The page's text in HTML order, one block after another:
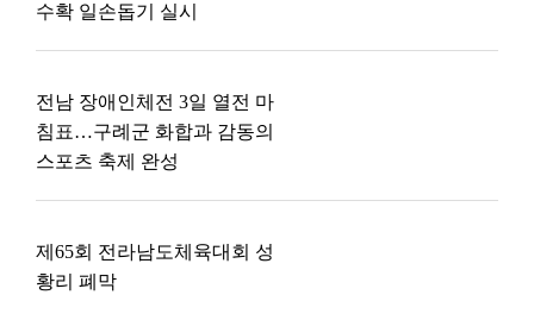
수확 일손돕기 실시
전남 장애인체전 3일 열전 마
침표…구례군 화합과 감동의
스포츠 축제 완성
제65회 전라남도체육대회 성
황리 폐막